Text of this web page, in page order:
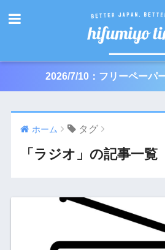
2026/7/10：フリーペーパ
ホーム タグ
「ラジオ」の記事一覧